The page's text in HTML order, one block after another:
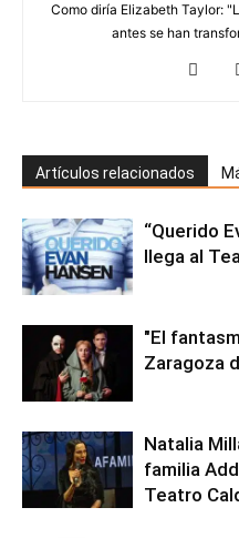
Como diría Elizabeth Taylor:
antes se han
Artículos relacionados
“Querido
llega al
"El
Zaragoza
Natalia
familia
Teatro